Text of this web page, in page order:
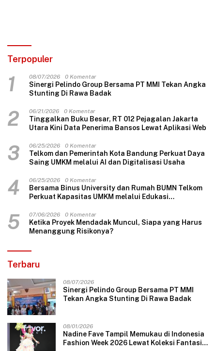
Terpopuler
1 08/07/2026 0 Komentar
Sinergi Pelindo Group Bersama PT MMI Tekan Angka
Stunting Di Rawa Badak
2 06/21/2026 0 Komentar
Tinggalkan Buku Besar, RT 012 Pejagalan Jakarta
Utara Kini Data Penerima Bansos Lewat Aplikasi Web
3 06/25/2026 0 Komentar
Telkom dan Pemerintah Kota Bandung Perkuat Daya
Saing UMKM melalui AI dan Digitalisasi Usaha
4 06/25/2026 0 Komentar
Bersama Binus University dan Rumah BUMN Telkom
Perkuat Kapasitas UMKM melalui Edukasi
Harga Jual
5 07/06/2026 0 Komentar
Ketika Proyek Mendadak Muncul, Siapa yang Harus
Menanggung Risikonya?
Terbaru
08/07/2026
Sinergi Pelindo Group Bersama PT MMI
Tekan Angka Stunting Di Rawa Badak
08/01/2026
Nadine Fave Tampil Memukau di Indonesia
Fashion Week 2026 Lewat Koleksi Fantasi